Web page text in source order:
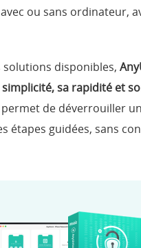
ou sans ordinateur,
disponibles,
sa rapidité et
permet de déverrouiller
étapes guidées, sans